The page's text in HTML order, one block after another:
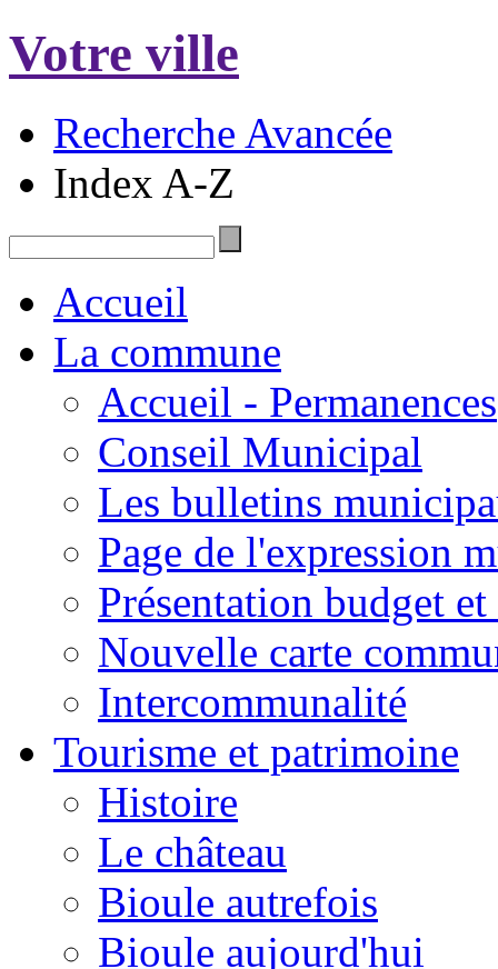
Votre ville
Recherche Avancée
Index A-Z
Accueil
La commune
Accueil - Permanences
Conseil Municipal
Les bulletins
Page de l'expression
Présentation budget
Nouvelle carte
Intercommunalité
Tourisme et patrimoine
Histoire
Le château
Bioule autrefois
Bioule aujourd'hui